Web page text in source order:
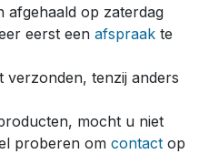
afgehaald op zaterdag
eerst een afspraak te
verzonden, tenzij anders
mocht u niet
proberen om contact op